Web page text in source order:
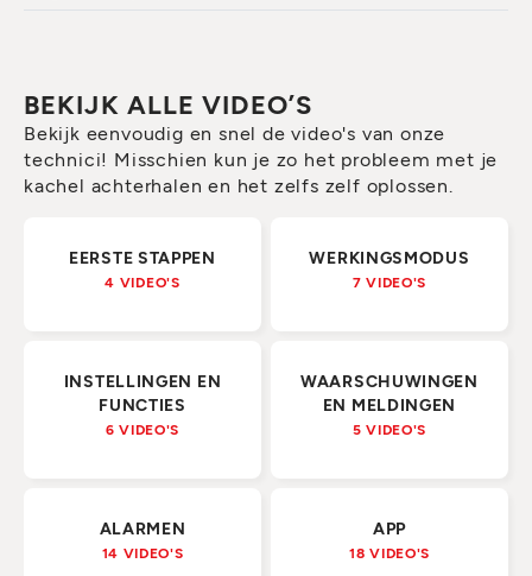
BEKIJK ALLE VIDEO’S
Bekijk eenvoudig en snel de video's van onze
technici! Misschien kun je zo het probleem met je
kachel achterhalen en het zelfs zelf oplossen.
EERSTE STAPPEN
4 VIDEO'S
WERKINGSMODUS
7 VIDEO'S
INSTELLINGEN EN
FUNCTIES
6 VIDEO'S
WAARSCHUWINGEN
EN MELDINGEN
5 VIDEO'S
ALARMEN
14 VIDEO'S
APP
18 VIDEO'S